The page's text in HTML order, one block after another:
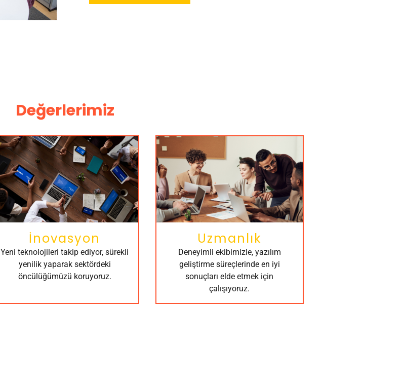
Değerlerimiz
İnovasyon
Yeni teknolojileri takip ediyor, sürekli
yenilik yaparak sektördeki
öncülüğümüzü koruyoruz.
Uzmanlık
Deneyimli ekibimizle, yazılım
geliştirme süreçlerinde en iyi
sonuçları elde etmek için
çalışıyoruz.